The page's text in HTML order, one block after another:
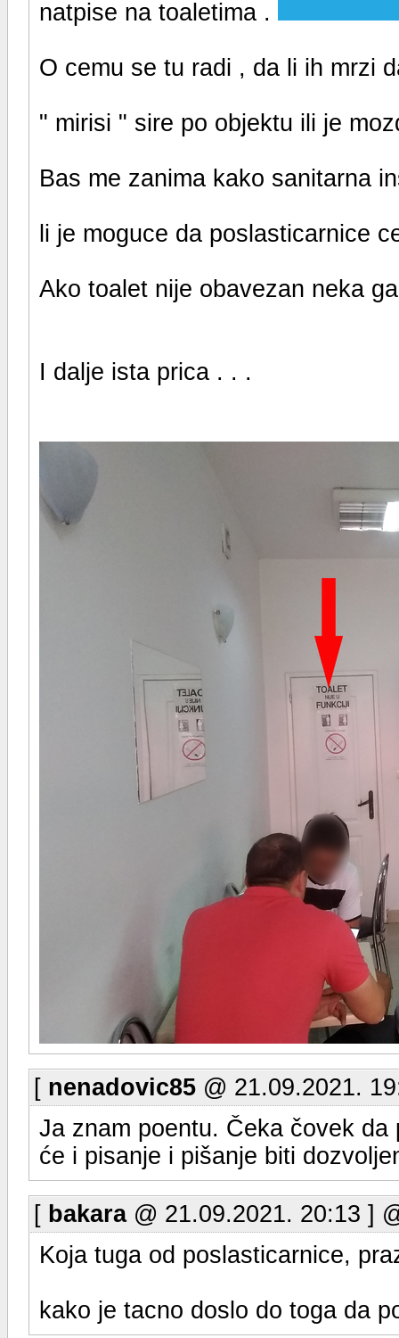
natpise na toaletima .
O cemu se tu radi , da li ih mrzi
" mirisi " sire po objektu ili je
Bas me zanima kako sanitarna
li je moguce da poslasticarnice
Ako toalet nije obavezan neka
I dalje ista prica . . .
[ nenadovic85 @ 21.09.2021.
Ja znam poentu. Čeka čovek
će i pisanje i pišanje biti
[ bakara@ 21.09.2021. 20:13 ]
Koja tuga od poslasticarnice,
kako je tacno doslo do toga da